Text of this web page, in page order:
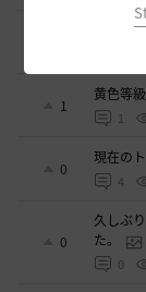
ベテラ
1
黄色等
1
0
現在の
4
0
久しぶ
た。
0